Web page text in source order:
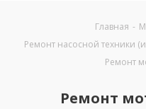
Главная -
Ремонт насосной техники
Ремонт
Ремонт